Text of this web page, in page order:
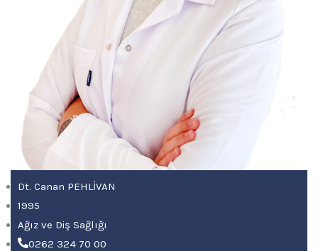
Dt. Canan PEHLİVAN
1995
Ağız ve Diş Sağlığı
0262 324 70 00